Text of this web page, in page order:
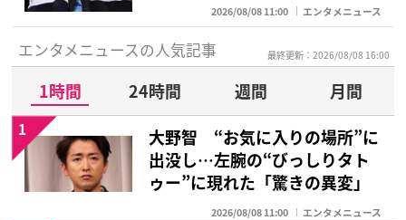
2026/08/08 11:00 エンタメニュース
エンタメニュースの人気記事 最終更新：2026/08/08 16:00
1時間 24時間 週間
月間
大野智 “お気に入りの場所”に
出没し…左腕の“びっしりタト
ゥー”に現れた「驚きの異変」
2026/08/08 11:00 エンタメニュース
1